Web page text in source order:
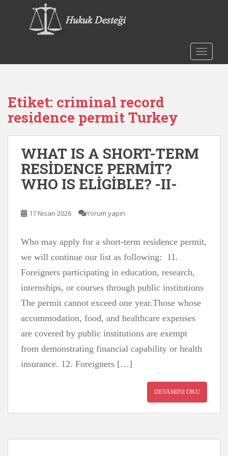
o
Etiket: criminal record
residence permit Turkey
WHAT IS A SHORT-TERM
RESİDENCE PERMİT?
WHO IS ELİGİBLE? -II-
17 Nisan 2026 Yorum yapın
Who may apply for a short-term residence permit,
we will continue our list as following: 11.
Foreigners participating in education, research,
internships, or courses through public institutions
The permit cannot exceed one year.Those whose
accommodation, food, and healthcare expenses
are covered by public institutions are exempt
from demonstrating financial capability or health
insurance. 12. Foreigners […]
DEVAMINI OKU